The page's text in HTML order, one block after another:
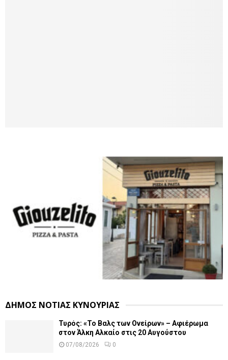
ΔΗΜΟΣ ΝΟΤΙΑΣ ΚΥΝΟΥΡΙΑΣ
Τυρός: «Το Βαλς των Ονείρων» – Αφιέρωμα
στον Άλκη Αλκαίο στις 20 Αυγούστου
07/08/2026 0